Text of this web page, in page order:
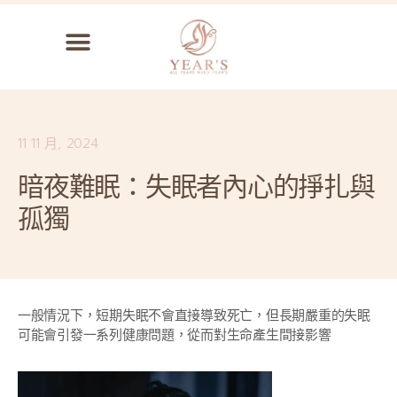
11 11 月, 2024
暗夜難眠：失眠者內心的掙扎與
孤獨
一般情況下，短期失眠不會直接導致死亡，但長期嚴重的失眠
可能會引發一系列健康問題，從而對生命產生間接影響